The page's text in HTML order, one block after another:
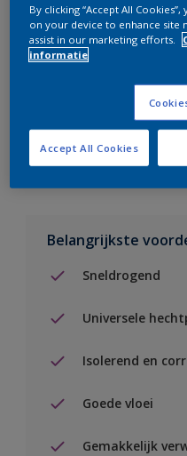
Vind
Voeg
Zie kleur in
Belangrijkste
Sneldrogend
Universele
Isolerend en
Goede vloei
Gemakkelijk
By clicking “Accept All
on your device to enhance site
assist in our marketing efforts.
informatie
Accept All Cookies